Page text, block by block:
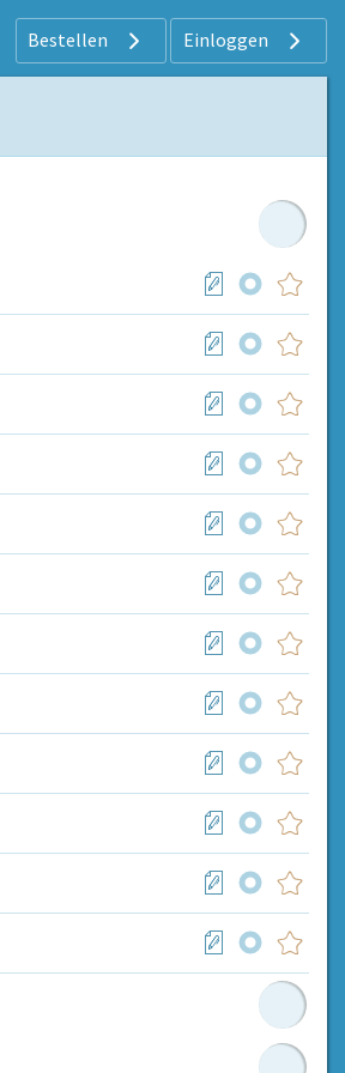
Bestellen Einloggen